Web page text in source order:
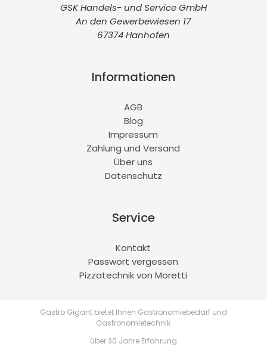
GSK Handels- und Service GmbH
An den Gewerbewiesen 17
67374 Hanhofen
Informationen
AGB
Blog
Impressum
Zahlung und Versand
Über uns
Datenschutz
Service
Kontakt
Passwort vergessen
Pizzatechnik von Moretti
Gastro Gigant bietet Ihnen Gastronomiebedarf und
Gastronomietechnik
über 30 Jahre Erfahrung